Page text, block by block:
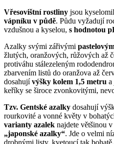
Vřesovištní rostliny jsou
vápníku v půdě. Půdu vyžadují
vzdušnou a kyselou, s hodnotou
Azalky svými zářivými
žlutých, oranžových, růžových až
protiváhu stálezeleným
zbarvením listů do oranžova až
dosahujívýšky kolem 1,5 metru a
keříky se široce zvonkovitými,
Tzv. Gentské azalky dosahují
rourkovité a vonné květy v
varianty azalek najdete většinou
„japonské azalky“. Jde o velmi
drobnými listy, kvetoucí tak